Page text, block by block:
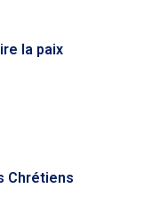
la paix
Chrétiens